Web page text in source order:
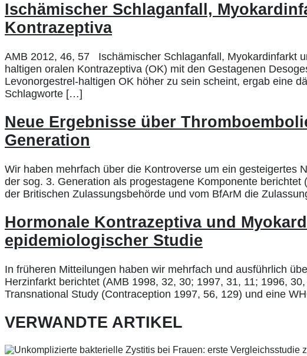
Ischämischer Schlaganfall,
Kontrazeptiva
AMB 2012, 46, 57 Ischämischer Schlaganfall, Myokardinfarkt
haltigen oralen Kontrazeptiva (OK) mit den Gestagenen
Levonorgestrel-haltigen OK höher zu sein scheint, ergab eine
Schlagworte […]
Neue Ergebnisse über
Generation
Wir haben mehrfach über die Kontroverse um ein gesteigertes
der sog. 3. Generation als progestagene Komponente
der Britischen Zulassungsbehörde und vom BfArM die
Hormonale Kontrazeptiva und
epidemiologischer Studie
In früheren Mitteilungen haben wir mehrfach und ausführlich
Herzinfarkt berichtet (AMB 1998, 32, 30; 1997, 31, 11; 1996,
Transnational Study (Contraception 1997, 56, 129) und eine
VERWANDTE ARTIKEL